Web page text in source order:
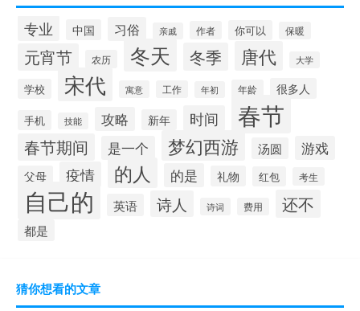
专业 中国 习俗 亲戚 作者 你可以 保暖
元宵节 农历 冬天 冬季 唐代 大学
学校 宋代 寓意 工作 年初 年龄 很多人
手机 技能 攻略 新年 时间 春节
春节期间 是一个 梦幻西游 汤圆 游戏
父母 疫情 的人 的是 礼物 红包 考生
自己的 英语 诗人 诗词 费用 还不
都是
猜你想看的文章